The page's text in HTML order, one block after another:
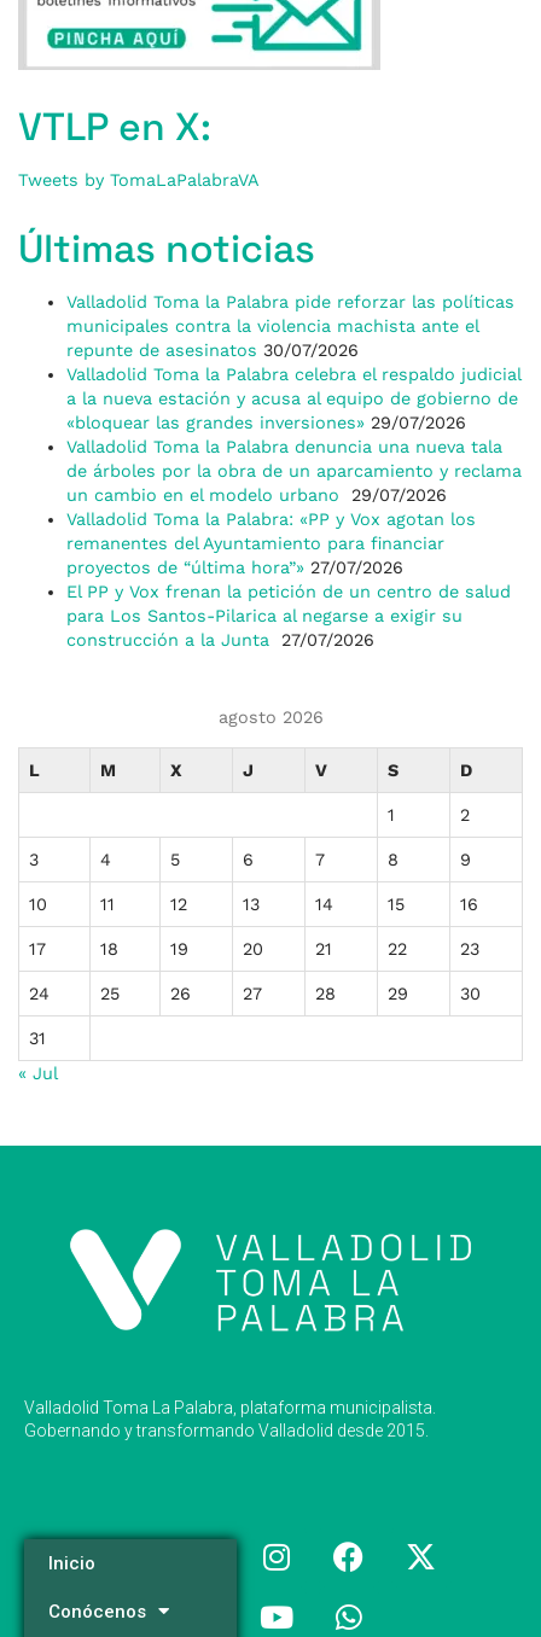
VTLP en X:
Tweets by TomaLaPalabraVA
Últimas noticias
Valladolid Toma la Palabra pide reforzar las políticas
municipales contra la violencia machista ante el
repunte de asesinatos 30/07/2026
Valladolid Toma la Palabra celebra el respaldo judicial
a la nueva estación y acusa al equipo de gobierno de
«bloquear las grandes inversiones» 29/07/2026
Valladolid Toma la Palabra denuncia una nueva tala
de árboles por la obra de un aparcamiento y reclama
un cambio en el modelo urbano
29/07/2026
Valladolid Toma la Palabra: «PP y Vox agotan los
remanentes del Ayuntamiento para financiar
proyectos de “última hora”» 27/07/2026
El PP y Vox frenan la petición de un centro de salud
para Los Santos-Pilarica al negarse a exigir su
construcción a la Junta
27/07/2026
agosto 2026
L M X J V S D
1 2
3 4 5 6 7 8 9
10 11 12 13 14 15 16
17 18 19 20 21 22 23
24 25 26 27 28 29 30
31
« Jul
Valladolid Toma La Palabra, plataforma municipalista.
Gobernando y transformando Valladolid desde 2015.
Inicio
Conócenos